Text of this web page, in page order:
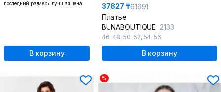
последний размер лучшая цена
В корзину
37827 ₸61991
Платье
BUNABOUTIQUE 2133
46-48, 50-52, 54-56
В корзину
%